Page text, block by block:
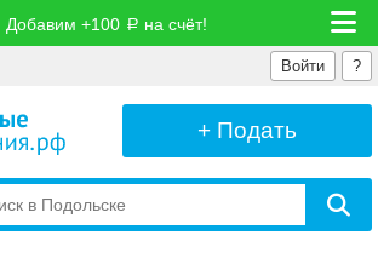
Добавим +100 руб на счёт!
?
Войти
+ Подать